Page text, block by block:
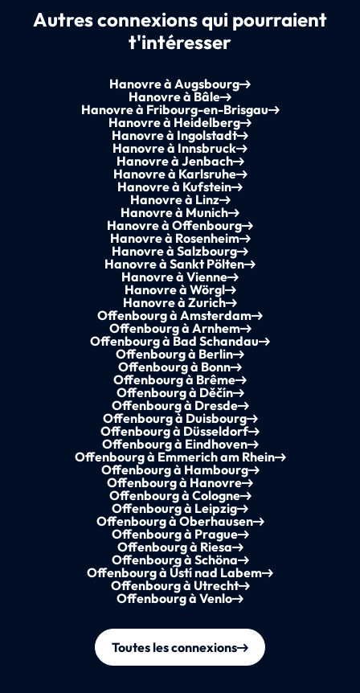
Autres connexions qui pourraient
t'intéresser
Hanovre à Augsbourg
Hanovre à Bâle
Hanovre à Fribourg-en-Brisgau
Hanovre à Heidelberg
Hanovre à Ingolstadt
Hanovre à Innsbruck
Hanovre à Jenbach
Hanovre à Karlsruhe
Hanovre à Kufstein
Hanovre à Linz
Hanovre à Munich
Hanovre à Offenbourg
Hanovre à Rosenheim
Hanovre à Salzbourg
Hanovre à Sankt Pölten
Hanovre à Vienne
Hanovre à Wörgl
Hanovre à Zurich
Offenbourg à Amsterdam
Offenbourg à Arnhem
Offenbourg à Bad Schandau
Offenbourg à Berlin
Offenbourg à Bonn
Offenbourg à Brême
Offenbourg à Děčín
Offenbourg à Dresde
Offenbourg à Duisbourg
Offenbourg à Düsseldorf
Offenbourg à Eindhoven
Offenbourg à Emmerich am Rhein
Offenbourg à Hambourg
Offenbourg à Hanovre
Offenbourg à Cologne
Offenbourg à Leipzig
Offenbourg à Oberhausen
Offenbourg à Prague
Offenbourg à Riesa
Offenbourg à Schöna
Offenbourg à Ústí nad Labem
Offenbourg à Utrecht
Offenbourg à Venlo
Toutes les connexions